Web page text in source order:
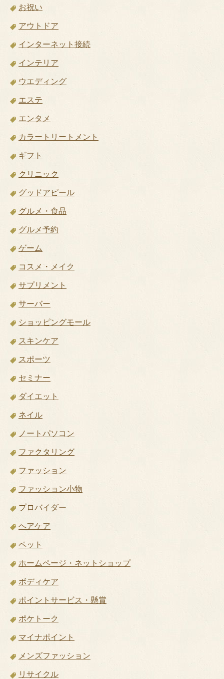
お祝い
アウトドア
インターネット接続
インテリア
ウエディング
エステ
エンタメ
カラートリートメント
ギフト
クリニック
グッドアピール
グルメ・食品
グルメ予約
ゲーム
コスメ・メイク
サプリメント
サーバー
ショッピングモール
スキンケア
スポーツ
セミナー
ダイエット
ネイル
ノートパソコン
ファクタリング
ファッション
ファッション小物
プロバイダー
ヘアケア
ペット
ホームページ・ネットショップ
ボディケア
ポイントサービス・懸賞
ポケトーク
マイナポイント
メンズファッション
リサイクル